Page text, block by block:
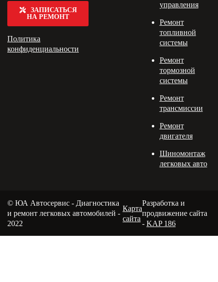
ЗАПИСАТЬСЯ
НА РЕМОНТ
Политика
конфиденциальности
управления
Ремонт
топливной
системы
Ремонт
тормозной
системы
Ремонт
трансмиссии
Ремонт
двигателя
Шиномонтаж
легковых авто
© ЮА Автосервис - Диагностика
и ремонт легковых автомобилей -
2022
Карта
сайта
Разработка и
продвижение сайта
- KAP 186